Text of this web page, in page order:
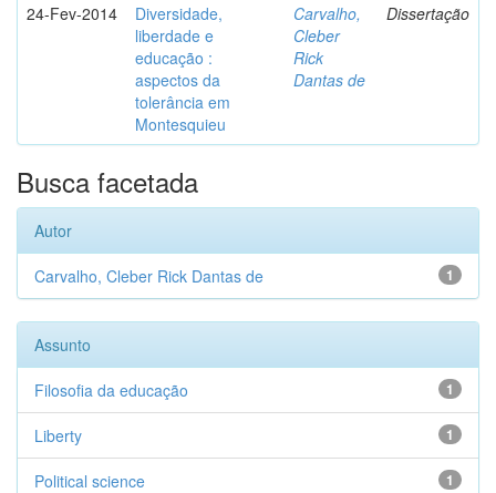
24-Fev-2014
Diversidade,
liberdade e
educação :
aspectos da
tolerância em
Montesquieu
Carvalho,
Cleber
Rick
Dantas de
Dissertação
Busca facetada
Autor
1
Carvalho, Cleber Rick Dantas de
Assunto
1
Filosofia da educação
1
Liberty
1
Political science